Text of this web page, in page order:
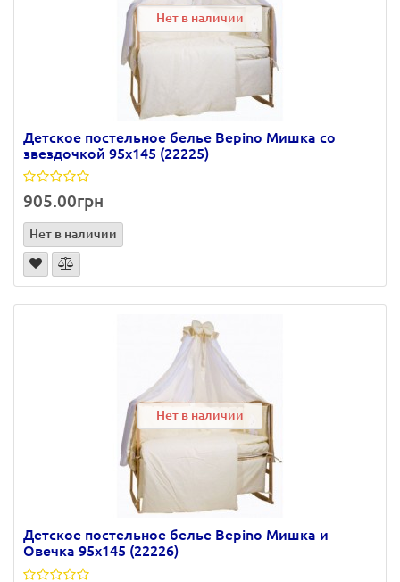
Нет в наличии
Детское постельное белье Bepino Мишка со
звездочкой 95х145 (22225)
905.00грн
Нет в наличии
Нет в наличии
Детское постельное белье Bepino Мишка и
Овечка 95х145 (22226)